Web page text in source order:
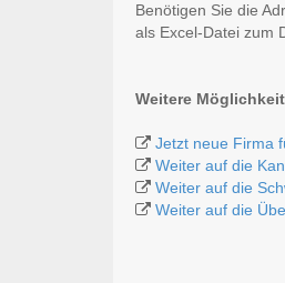
Benötigen Sie die
als Excel-Datei zum
Weitere
Jetzt neue Firma
Weiter auf die
Weiter auf die
Weiter auf die